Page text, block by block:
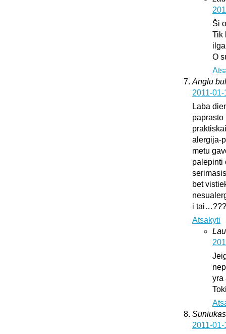
Ši
Tik
O
Anglu
2011-
Laba
paprasto
alergija-
metu
palepinti
bet
i tai…???
Atsakyti
yra
2011-